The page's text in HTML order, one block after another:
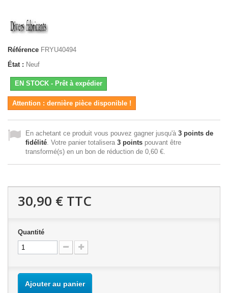
Référence FRYU40494
État : Neuf
EN STOCK - Prêt à expédier
Attention : dernière pièce disponible !
En achetant ce produit vous pouvez gagner jusqu'à 3 points de
fidélité . Votre panier totalisera 3 points pouvant être
transformé(s) en un bon de réduction de 0,60 €
30,90 € TTC
Quantité
Ajouter au panier